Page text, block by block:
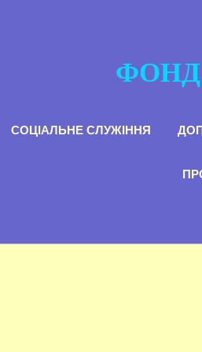
ФОНД
СОЦІАЛЬНЕ СЛУЖІННЯ